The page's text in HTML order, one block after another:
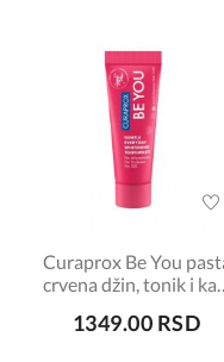
Curaprox Be You
crvena džin, tonik i
1349.00 RSD